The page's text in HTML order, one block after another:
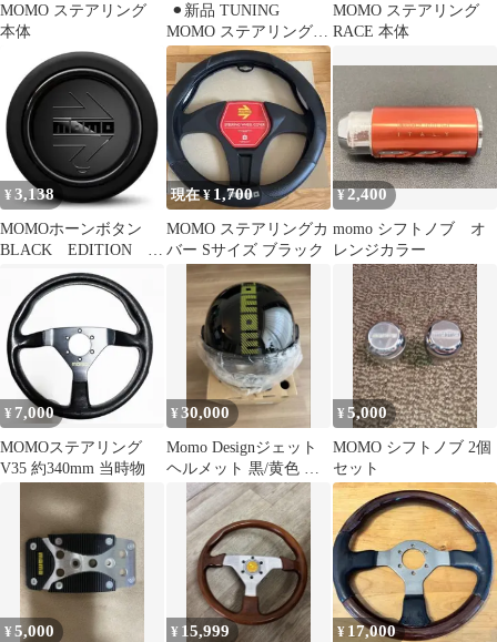
MOMO ステアリング
本体
⚫︎新品 TUNING
MOMO ステアリングカ
バー Sサイズ レッド⚫︎
MOMO ステアリング
RACE 本体
¥3,138
MOMOホーンボタン
BLACK EDITION
現在 ¥ 1,700
MOMO ステアリングカ
バー Sサイズ ブラック
¥2,400
momo シフトノブ オ
レンジカラー
¥ 7,000
MOMOステアリング
V35 約340mm 当時物
¥30,000
Momo Designジェット
ヘルメット 黒/黄色 未
使用
¥5,000
MOMO シフトノブ 2個
セット
¥5,000 ¥ 15,999 ¥ 17,000